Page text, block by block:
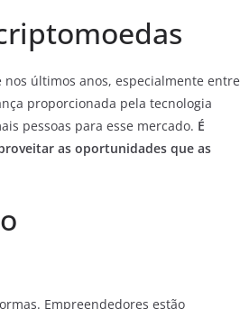
últimos anos, especialmente entre
proporcionada pela tecnologia
pessoas para esse mercado. É
as oportunidades que as
Empreendedores estão